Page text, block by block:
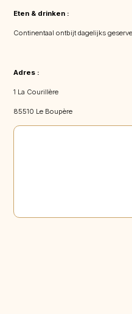
Eten & drinken :
Continentaal ontbijt dagelijks
Adres :
1 La Courillère
85510 Le Boupère